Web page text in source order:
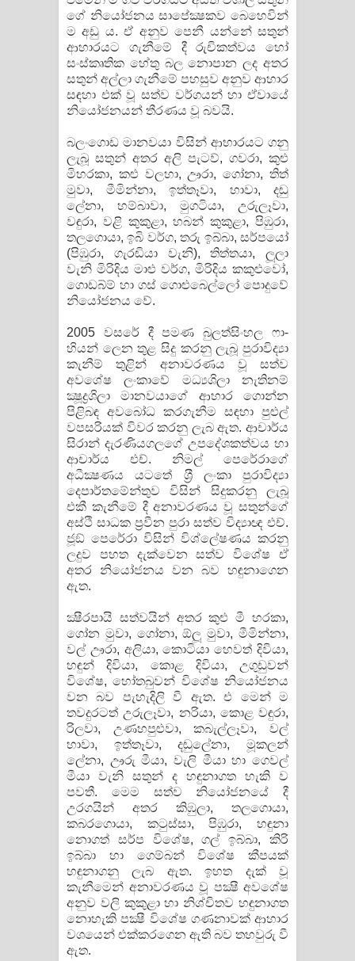
පෙළ
ගේ නියෝජනය සාපේක්‍ෂකව බෙහෙවින්
ම අඩු ය. ඒ අනුව පෙනී යන්නේ සතුන්
ආහාරයට ගැනීමේ දී රුචිකත්වය හෝ
සංස්කෘතික හේතු බල නොපාන ලද අතර
සතුන් අල්ලා ගැනීමේ පහසුව අනුව ආහාර
සඳහා එක් වූ සත්ව වර්ගයන් හා ඒවායේ
නියෝජනයන් තීරණය වූ බවයි.
බලංගොඩ මානවයා විසින් ආහාරයට ගනු
ලැබූ සතුන් අතර අලි පැටව්, ගවරා, කුළු
මිහරකා, කළු වලහා, ඌරා, ගෝනා, තිත්
මුවා, මීමින්නා, ඉත්තෑවා, හාවා, දඬු
ලේනා, හම්බාවා, මුගටියා, උරුලෑවා,
වඳුරා, වළි කුකුළා, හබන් කුකුළා, පිඹුරා,
තලගොයා, ඉබි වර්ග, තරු ඉබ්බා, සර්පයෝ
(පිඹුරා, ගැරඬියා වැනි), තිත්තයා, ලූලා
වැනි මිරිදිය මාළු වර්ග, මිරිදිය කකුළුවෝ,
ගොඩබ්ම් හා ගස් ගොළුබෙල්ලෝ පොදුවේ
නියෝජනය වේ.
2005 වසරේ දී පමණ බුලත්සිංහල ෆා-
හියන් ලෙන තුළ සිදු කරනු ලැබූ පුරාවිද්‍යා
කැනීම් තුළින් අනාවරණය වූ සත්ව
අවශේෂ ලංකාවේ මධ්‍යශිලා නැතිනම්
ක්‍ෂූද්‍රශිලා මානවයාගේ ආහාර ගොන්න
පිළිබඳ අවබෝධ කරගැනීම සඳහා පුළුල්
වපසරියක් විවර කරනු ලැබ ඇත. ආචාර්ය
සිරාන් දැරණියගලගේ උපදේශකත්වය හා
ආචාර්ය එච්. නිමල් පෙරේරාගේ
අධීක්‍ෂණය යටතේ ශ‍්‍රී ලංකා පුරාවිද්‍යා
දෙපාර්තමේන්තුව විසින් සිදුකරනු ලැබූ
එකී කැනීමේ දී අනාවරණය වූ සතුන්ගේ
අස්ථි සාධක ප‍්‍රවීන පුරා සත්ව විද්‍යාඥ එච්.
ජූඞ් පෙරේරා විසින් විශ්ලේෂණය කරනු
ලදුව පහත දැක්වෙන සත්ව විශේෂ ඒ
අතර නියෝජනය වන බව හඳුනාගෙන
ඇත.
ක්‍ෂීරපායි සත්වයින් අතර කුළු මී හරකා,
ගෝන මුවා, ගෝනා, ඕලූ මුවා, මීමින්නා,
වල් ඌරා, අලියා, කොටියා හෙවත් දිවියා,
හඳුන් දිවියා, කොළ දිවියා, උගුඩුවන්
විශේෂ, හෝතබුවන් විශේෂ නියෝජනය
වන බව පැහැදිලි වී ඇත. එ මෙන් ම
තවදුරටත් උරුලෑවා, නරියා, කොළ වඳුරා,
රිලවා, උණහපුළුවා, කබැල්ලෑවා, වල්
හාවා, ඉත්තෑවා, දඬුලේනා, මූකලන්
ලේනා, ඌරු මීයා, වැලි මීයා හා ගෙවල්
මීයා වැනි සතුන් ද හඳුනාගත හැකි ව
පවතී. මෙම සත්ව නියෝජනයේ දී
උරගයින් අතර කිඹුලා, තලගොයා,
කබරගොයා, කටුස්සා, පිඹුරා, හඳුනා
නොගත් සර්ප විශේෂ, ගල් ඉබ්බා, කිරි
ඉබ්බා හා ගෙම්බන් විශේෂ කීපයක්
හඳුනාගනු ලැබ ඇත. ඉහත දැක් වූ
කැනීමෙන් අනාවරණය වූ පක්‍ෂී අවශේෂ
අනුව වලි කුකුළා හා නිශ්චිතව හඳුනාගත
නොහැකි පක්‍ෂී විශේෂ ගණනාවක් ආහාර
වශයෙන් එක්කරගෙන ඇති බව තහවුරු වී
ඇත.